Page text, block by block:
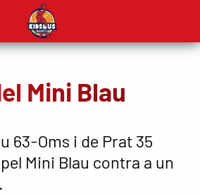
Mini Blau
63-Oms i de Prat 35
Mini Blau contra a un